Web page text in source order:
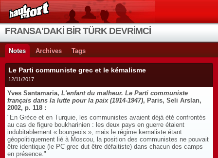
FRANSA'DAKİ BİR TÜRK DEVRİMCİ
Notes Archives Tags
Le Parti communiste grec et le kémalisme
12/11/2017
Yves Santamaria, L'enfant du malheur. Le Parti communiste
français dans la lutte pour la paix (1914-1947), Paris, Seli Arslan,
2002, p. 118 :
"En Grèce et en Turquie, les communistes avaient déjà été confrontés
au cas de figure boukharinien : les deux pays en guerre étaient
indubitablement « bourgeois », mais le régime kemaliste étant
géopolitiquement lié à Moscou, la position des communistes ne pouvait
être identique (le PC grec dut être défaitiste) dans chacun des camps
en présence."